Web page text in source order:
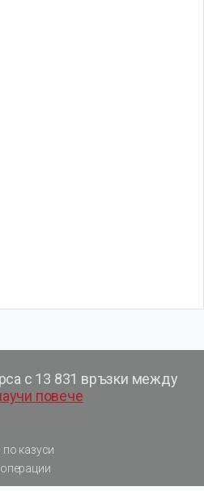
с 13 831 връзки между
повече
казуси